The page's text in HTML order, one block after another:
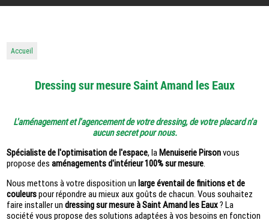
Accueil
Dressing sur mesure Saint Amand les Eaux
L'aménagement et l'agencement de votre dressing,de votre placard n'a
aucun secret pour nous.
Spécialiste de l'optimisation de l'espace, la Menuiserie Pirsonvous
propose desaménagements d'intérieur 100% sur mesure.
Nous mettons à votre disposition un large éventail de finitions et de
couleurspour répondre au mieux aux goûts de chacun. Vous souhaitez
faire installer undressing sur mesure à Saint Amand les Eaux? La
société vous propose des solutions adaptées à vos besoins en fonction